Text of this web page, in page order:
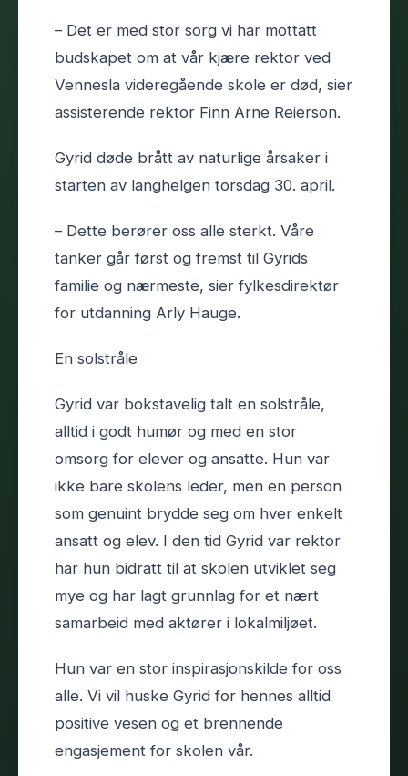
– Det er med stor sorg vi har mottatt
budskapet om at vår kjære rektor ved
Vennesla videregående skole er død, sier
assisterende rektor Finn Arne Reierson.
Gyrid døde brått av naturlige årsaker i
starten av langhelgen torsdag 30. april.
– Dette berører oss alle sterkt. Våre
tanker går først og fremst til Gyrids
familie og nærmeste, sier fylkesdirektør
for utdanning Arly Hauge.
En solstråle
Gyrid var bokstavelig talt en solstråle,
alltid i godt humør og med en stor
omsorg for elever og ansatte. Hun var
ikke bare skolens leder, men en person
som genuint brydde seg om hver enkelt
ansatt og elev. I den tid Gyrid var rektor
har hun bidratt til at skolen utviklet seg
mye og har lagt grunnlag for et nært
samarbeid med aktører i lokalmiljøet.
Hun var en stor inspirasjonskilde for oss
alle. Vi vil huske Gyrid for hennes alltid
positive vesen og et brennende
engasjement for skolen vår.